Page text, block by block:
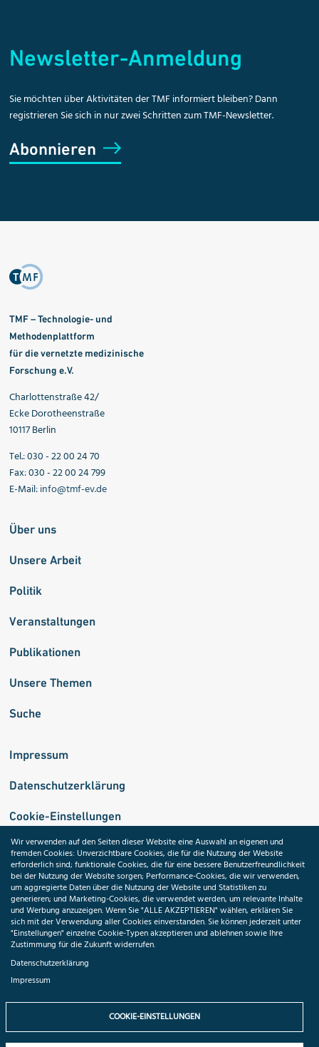
Newsletter-Anmeldung
Sie möchten über Aktivitäten der TMF informiert bleiben? Dann
registrieren Sie sich in nur zwei Schritten zum TMF-Newsletter.
Abonnieren
TMF – Technologie- und
Methodenplattform
für die vernetzte medizinische
Forschung e.V.
Charlottenstraße 42/
Ecke Dorotheenstraße
10117 Berlin
Tel.: 030 - 22 00 24 70
Fax: 030 - 22 00 24 799
E-Mail:info@tmf-ev.de
Über uns
Unsere Arbeit
Politik
Veranstaltungen
Publikationen
Unsere Themen
Suche
Impressum
Datenschutzerklärung
Cookie-Einstellungen
Medizininformatik-Initiative
ToolPool Gesundheitsforschung
Folgen Sie uns:
Wir verwenden auf den Seiten dieser Website eine Auswahl an eigenen und
fremden Cookies: Unverzichtbare Cookies, die für die Nutzung der Website
erforderlich sind; funktionale Cookies, die für eine bessere Benutzerfreundlichkeit
bei der Nutzung der Website sorgen; Performance-Cookies, die wir verwenden,
um aggregierte Daten über die Nutzung der Website und Statistiken zu
generieren; und Marketing-Cookies, die verwendet werden, um relevante Inhalte
und Werbung anzuzeigen. Wenn Sie "ALLE AKZEPTIEREN" wählen, erklären Sie
sich mit der Verwendung aller Cookies einverstanden. Sie können jederzeit unter
"Einstellungen" einzelne Cookie-Typen akzeptieren und ablehnen sowie Ihre
Zustimmung für die Zukunft widerrufen.
Datenschutzerklärung
Impressum
COOKIE-EINSTELLUNGEN